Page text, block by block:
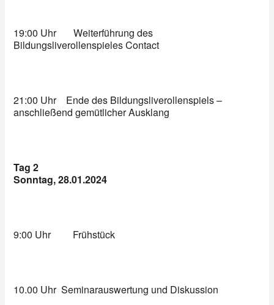
19:00 UhrWeiterführung des
Bildungsliverollenspieles Contact
21:00 Uhr Ende des Bildungsliverollenspiels –
anschließend gemütlicher Ausklang
Tag 2
Sonntag, 28.01.2024
9:00 Uhr Frühstück
10.00 UhrSeminarauswertung und Diskussion